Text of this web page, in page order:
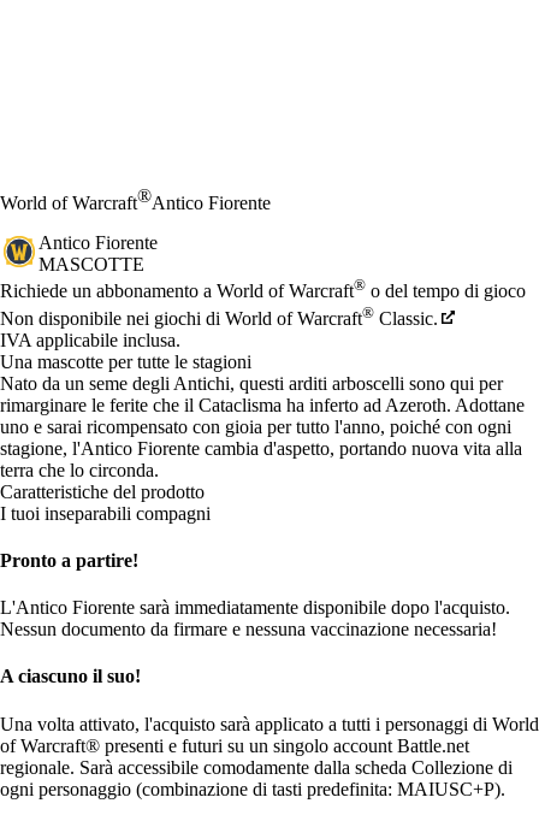
World of Warcraft®Antico Fiorente
Antico Fiorente
MASCOTTE
Prezzo
Available actions
Richiede un abbonamento a World of Warcraft® o del tempo di gioco
Non disponibile nei giochi di World of Warcraft® Classic.
IVA applicabile inclusa.
Una mascotte per tutte le stagioni
Nato da un seme degli Antichi, questi arditi arboscelli sono qui per
rimarginare le ferite che il Cataclisma ha inferto ad Azeroth. Adottane
uno e sarai ricompensato con gioia per tutto l'anno, poiché con ogni
stagione, l'Antico Fiorente cambia d'aspetto, portando nuova vita alla
terra che lo circonda.
Caratteristiche del prodotto
I tuoi inseparabili compagni
Pronto a partire!
L'Antico Fiorente sarà immediatamente disponibile dopo l'acquisto.
Nessun documento da firmare e nessuna vaccinazione necessaria!
A ciascuno il suo!
Una volta attivato, l'acquisto sarà applicato a tutti i personaggi di World
of Warcraft® presenti e futuri su un singolo account Battle.net
regionale. Sarà accessibile comodamente dalla scheda Collezione di
ogni personaggio (combinazione di tasti predefinita: MAIUSC+P).